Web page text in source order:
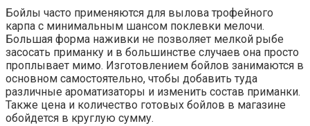
Бойлы часто применяются для вылова трофейного
карпа с минимальным шансом поклевки мелочи.
Большая форма наживки не позволяет мелкой рыбе
засосать приманку и в большинстве случаев она просто
проплывает мимо. Изготовлением бойлов занимаются в
основном самостоятельно, чтобы добавить туда
различные ароматизаторы и изменить состав приманки.
Также цена и количество готовых бойлов в магазине
обойдется в круглую сумму.